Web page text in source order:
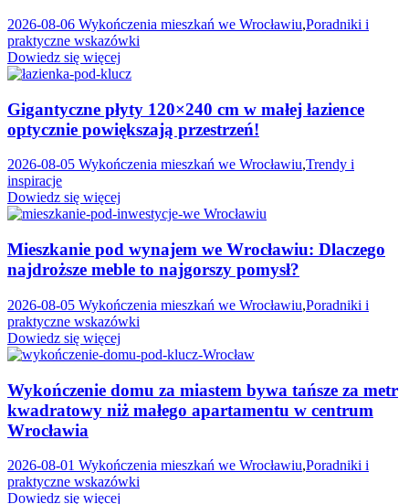
2026-08-06 Wykończenia mieszkań we Wrocławiu,Poradniki i
praktyczne wskazówki
Dowiedz się więcej
Gigantyczne płyty 120×240 cm w małej łazience
optycznie powiększają przestrzeń!
2026-08-05 Wykończenia mieszkań we Wrocławiu,Trendy i
inspiracje
Dowiedz się więcej
Mieszkanie pod wynajem we Wrocławiu: Dlaczego
najdroższe meble to najgorszy pomysł?
2026-08-05 Wykończenia mieszkań we Wrocławiu,Poradniki i
praktyczne wskazówki
Dowiedz się więcej
Wykończenie domu za miastem bywa tańsze za metr
kwadratowy niż małego apartamentu w centrum
Wrocławia
2026-08-01 Wykończenia mieszkań we Wrocławiu,Poradniki i
praktyczne wskazówki
Dowiedz się więcej